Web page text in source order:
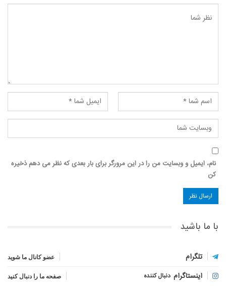
نام، ایمیل و وبسایت من را در این مرورگر برای بار بعدی که نظر می دهم ذخیره
کن
با ما باشید
تلگرام عضو کانال ما شوید
اینستاگرام دنبال کننده صفحه ما را دنبال کنید